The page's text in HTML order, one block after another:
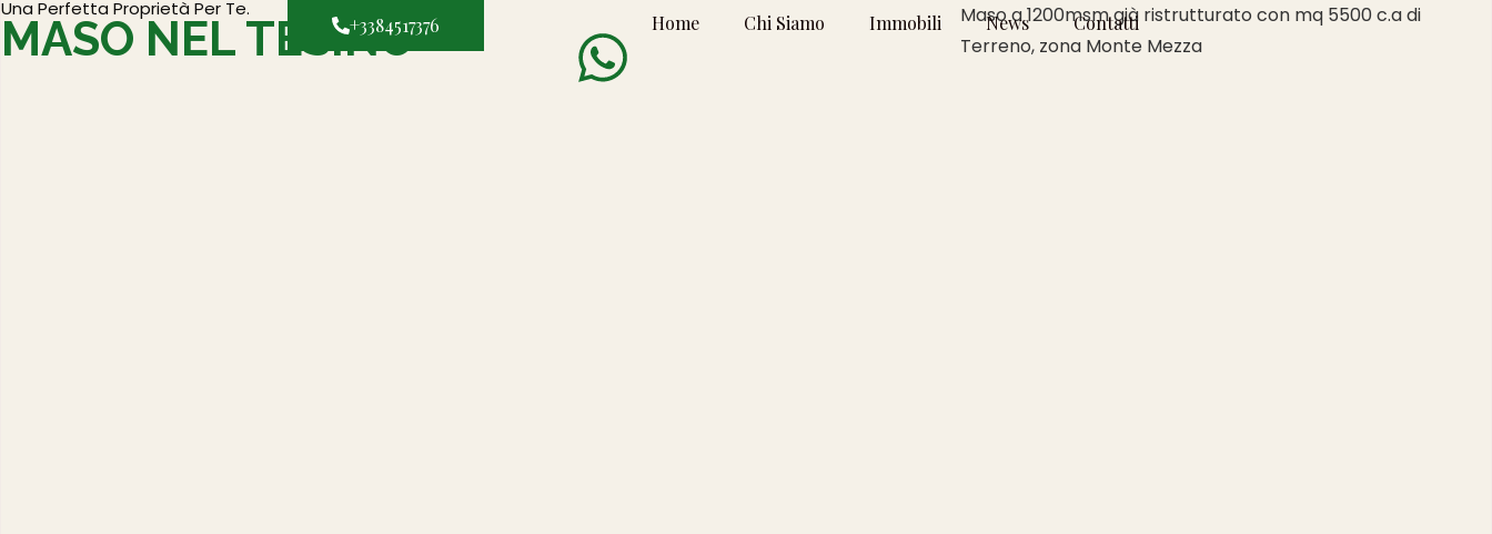
+3384517376 Home Chi Siamo Immobili News Contatti
Una Perfetta Proprietà Per Te.
MASO NEL TESINO
Maso a 1200msm già ristrutturato con mq 5500 c.a di
Terreno, zona Monte Mezza